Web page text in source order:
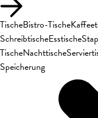
TischeBistro-Tische
SchreibtischeEsstische
TischeNachttische
Speicherung